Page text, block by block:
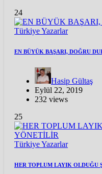
24
TürkiyeYazarlar
EN BÜYÜK BAŞARI, DOĞRU
Hasip Gültaş
Eylül 22, 2019
232 views
25
TürkiyeYazarlar
HER TOPLUM LAYIK OLDUĞU